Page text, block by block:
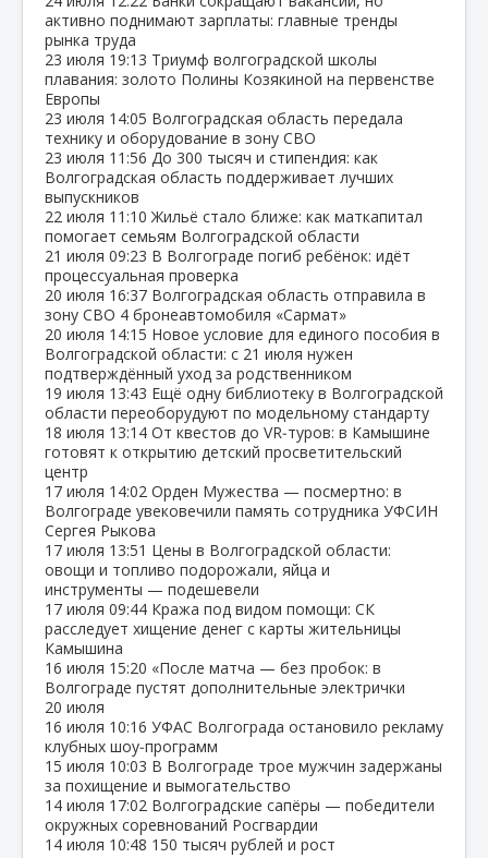
активно поднимают зарплаты: главные тренды
рынка труда
23 июля 19:13 Триумф волгоградской школы
плавания: золото Полины Козякиной на первенстве
Европы
23 июля 14:05 Волгоградская область передала
технику и оборудование в зону СВО
23 июля 11:56 До 300 тысяч и стипендия: как
Волгоградская область поддерживает лучших
выпускников
22 июля 11:10 Жильё стало ближе: как маткапитал
помогает семьям Волгоградской области
21 июля 09:23 В Волгограде погиб ребёнок: идёт
процессуальная проверка
20 июля 16:37 Волгоградская область отправила в
зону СВО 4 бронеавтомобиля «Сармат»
20 июля 14:15 Новое условие для единого пособия в
Волгоградской области: с 21 июля нужен
подтверждённый уход за родственником
19 июля 13:43 Ещё одну библиотеку в Волгоградской
области переоборудуют по модельному стандарту
18 июля 13:14 От квестов до VR‑туров: в Камышине
готовят к открытию детский просветительский
центр
17 июля 14:02 Орден Мужества — посмертно: в
Волгограде увековечили память сотрудника УФСИН
Сергея Рыкова
17 июля 13:51 Цены в Волгоградской области:
овощи и топливо подорожали, яйца и
инструменты — подешевели
17 июля 09:44 Кража под видом помощи: СК
расследует хищение денег с карты жительницы
Камышина
16 июля 15:20 «После матча — без пробок: в
Волгограде пустят дополнительные электрички
20 июля
16 июля 10:16 УФАС Волгограда остановило рекламу
клубных шоу‑программ
15 июля 10:03 В Волгограде трое мужчин задержаны
за похищение и вымогательство
14 июля 17:02 Волгоградские сапёры — победители
окружных соревнований Росгвардии
14 июля 10:48 150 тысяч рублей и рост